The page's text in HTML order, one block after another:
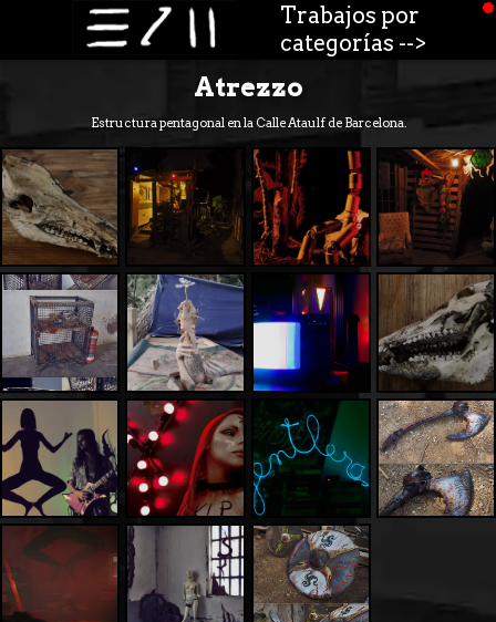
Trabajos por
categorías -->
Atrezzo
Estructura pentagonal en la Calle Ataulf de Barcelona.